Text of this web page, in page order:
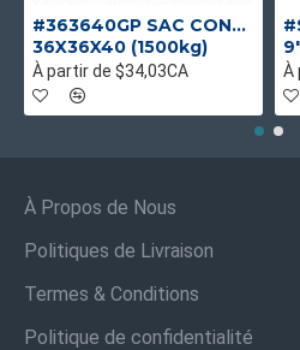
#363640GP SAC CONTENEUR GOUL/PLAT UV UNIQUE
36X36X40 (1500kg)
À partir de $34,03CA À
À Propos de Nous
Politiques de Livraison
Termes & Conditions
Politique de confidentialité